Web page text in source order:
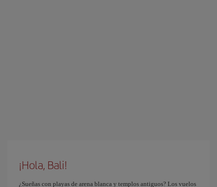
¡Hola, Bali!
¿Sueñas con playas de arena blanca y templos antiguos? Los vuelos